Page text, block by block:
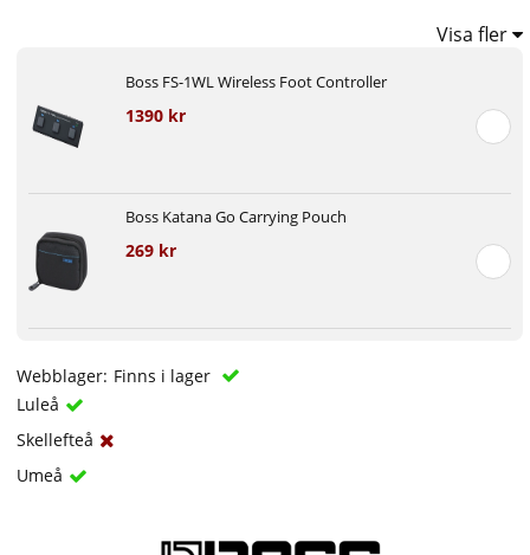
Visa fler
Boss FS-1WL Wireless Foot Controller
1390 kr
Boss Katana Go Carrying Pouch
269 kr
Webblager: Finns i lager
Luleå
Skellefteå
Umeå